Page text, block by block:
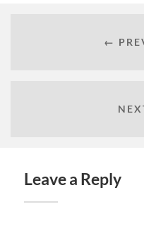
←
Leave a Reply